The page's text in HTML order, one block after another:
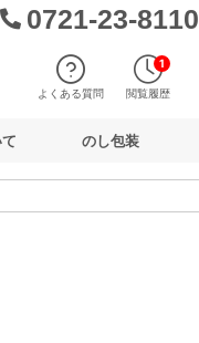
0721-23-8110
よくある質問 閲覧履歴
1
のし包装